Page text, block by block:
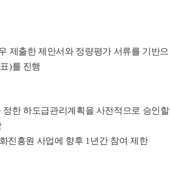
제출한 제안서와 정량평가 서류를 기반으
)를 진행
한 하도급관리계획을 사전적으로 승인할
진흥원 사업에 향후 1년간 참여 제한